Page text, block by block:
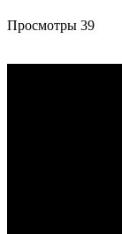
Просмотры 39